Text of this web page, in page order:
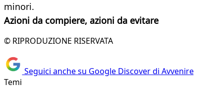
minori.
Azioni da compiere, azioni da evitare
© RIPRODUZIONE RISERVATA
Seguici anche su Google Discover di Avvenire
Temi